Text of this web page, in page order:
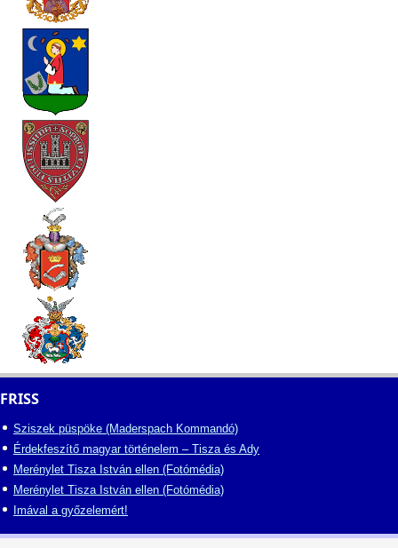
FRISS
Sziszek püspöke (Maderspach Kommandó)
Érdekfeszítő magyar történelem – Tisza és Ady
Merénylet Tisza István ellen (Fotómédia)
Merénylet Tisza István ellen (Fotómédia)
Imával a győzelemért!